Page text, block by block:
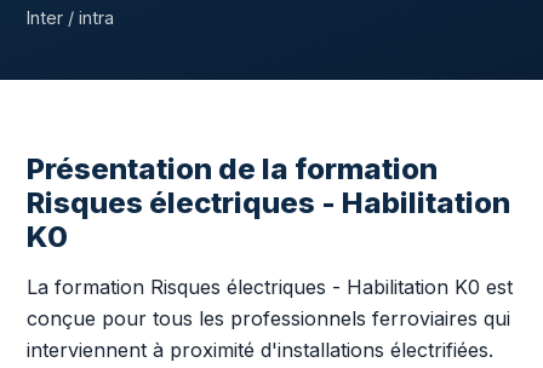
Inter / intra
Présentation de la formation
Risques électriques - Habilitation
K0
La formation Risques électriques - Habilitation K0 est
conçue pour tous les professionnels ferroviaires qui
interviennent à proximité d'installations électrifiées.